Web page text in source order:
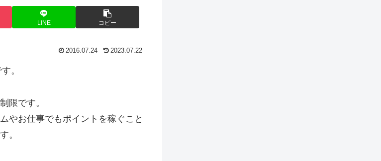
LINE コピー
2016.07.24 2023.07.22
。
限です。
やお仕事でもポイントを稼ぐこと
。